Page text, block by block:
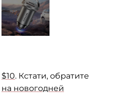
$10. Кстати, обратите
на новогодней